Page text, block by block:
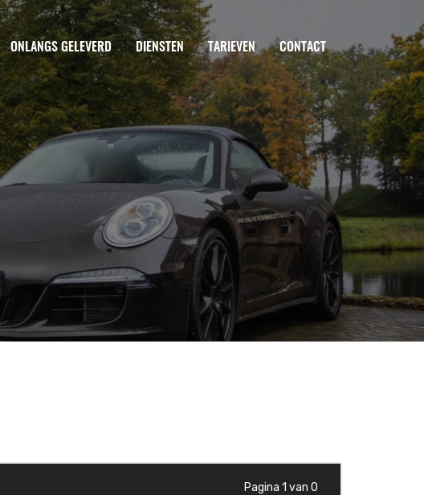
ONLANGS GELEVERD DIENSTEN TARIEVEN CONTACT
Pagina 1 van 0